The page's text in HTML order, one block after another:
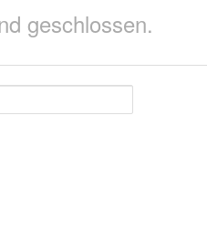
geschlossen.